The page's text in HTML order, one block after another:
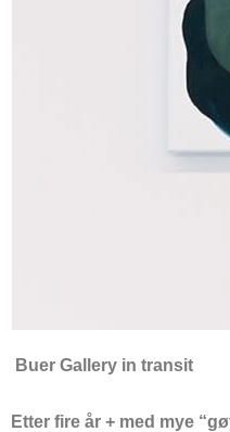
Buer Gallery in transit
Etter fire år + med mye